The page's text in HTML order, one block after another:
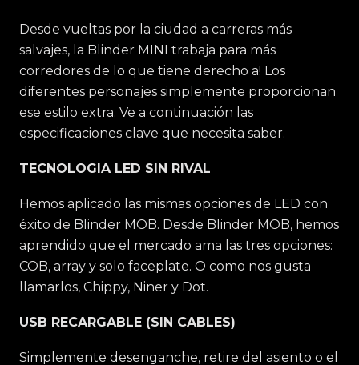
Desde vueltas por la ciudad a carreras más
salvajes, la Blinder MINI trabaja para más
corredores de lo que tiene derecho a! Los
diferentes personajes simplemente proporcionan
ese estilo extra. Ve a continuación las
especificaciones clave que necesita saber.
TECNOLOGIA LED SIN RIVAL
Hemos aplicado las mismas opciones de LED con
éxito de Blinder MOB. Desde Blinder MOB, hemos
aprendido que el mercado ama las tres opciones:
COB, array y solo faceplate. O como nos gusta
llamarlos, Chippy, Niner y Dot.
USB RECARGABLE (SIN CABLES)
Simplemente desenganche, retire del asiento o el